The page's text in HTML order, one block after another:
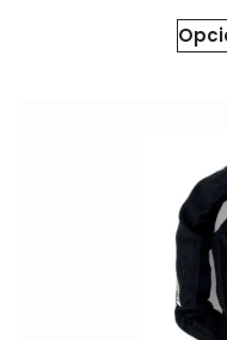
Idei újdonság